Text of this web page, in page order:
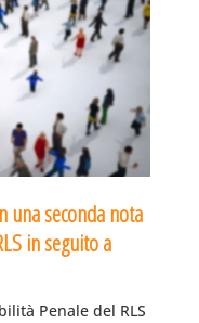
una seconda nota
in seguito a
Penale del RLS